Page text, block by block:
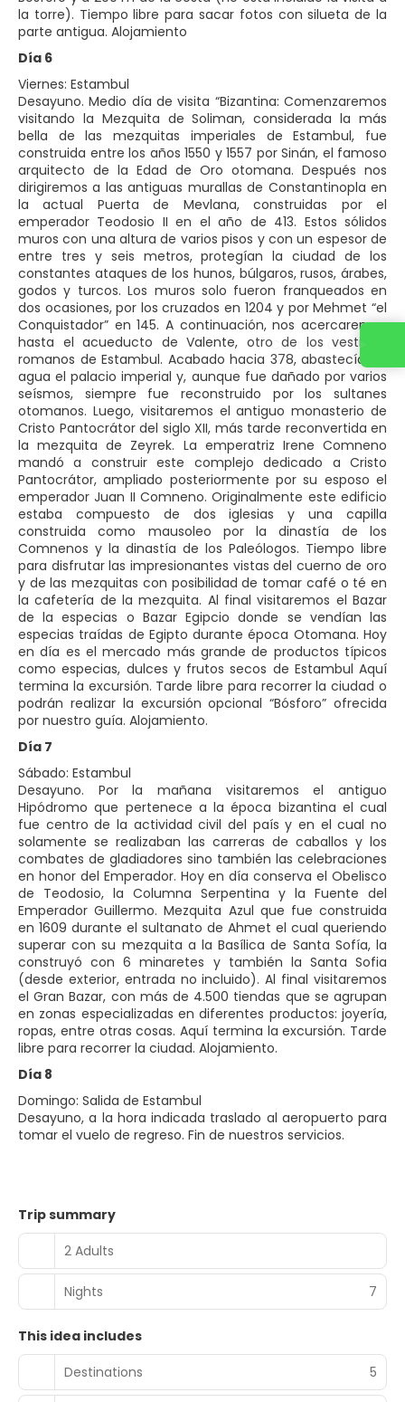
la torre). Tiempo libre para sacar fotos con silueta de la
parte antigua. Alojamiento
Día 6
Viernes: Estambul
Desayuno. Medio día de visita “Bizantina: Comenzaremos
visitando la Mezquita de Soliman, considerada la más
bella de las mezquitas imperiales de Estambul, fue
construida entre los años 1550 y 1557 por Sinán, el famoso
arquitecto de la Edad de Oro otomana. Después nos
dirigiremos a las antiguas murallas de Constantinopla en
la actual Puerta de Mevlana, construidas por el
emperador Teodosio II en el año de 413. Estos sólidos
muros con una altura de varios pisos y con un espesor de
entre tres y seis metros, protegían la ciudad de los
constantes ataques de los hunos, búlgaros, rusos, árabes,
godos y turcos. Los muros solo fueron franqueados en
dos ocasiones, por los cruzados en 1204 y por Mehmet “el
Conquistador” en 145. A continuación, nos acercaremos
hasta el acueducto de Valente, otro de los vestigios
romanos de Estambul. Acabado hacia 378, abastecía de
agua el palacio imperial y, aunque fue dañado por varios
seísmos, siempre fue reconstruido por los sultanes
otomanos. Luego, visitaremos el antiguo monasterio de
Cristo Pantocrátor del siglo XII, más tarde reconvertida en
la mezquita de Zeyrek. La emperatriz Irene Comneno
mandó a construir este complejo dedicado a Cristo
Pantocrátor, ampliado posteriormente por su esposo el
emperador Juan II Comneno. Originalmente este edificio
estaba compuesto de dos iglesias y una capilla
construida como mausoleo por la dinastía de los
Comnenos y la dinastía de los Paleólogos. Tiempo libre
para disfrutar las impresionantes vistas del cuerno de oro
y de las mezquitas con posibilidad de tomar café o té en
la cafetería de la mezquita. Al final visitaremos el Bazar
de la especias o Bazar Egipcio donde se vendían las
especias traídas de Egipto durante época Otomana. Hoy
en día es el mercado más grande de productos típicos
como especias, dulces y frutos secos de Estambul Aquí
termina la excursión. Tarde libre para recorrer la ciudad o
podrán realizar la excursión opcional “Bósforo” ofrecida
por nuestro guía. Alojamiento.
Día 7
Sábado: Estambul
Desayuno. Por la mañana visitaremos el antiguo
Hipódromo que pertenece a la época bizantina el cual
fue centro de la actividad civil del país y en el cual no
solamente se realizaban las carreras de caballos y los
combates de gladiadores sino también las celebraciones
en honor del Emperador. Hoy en día conserva el Obelisco
de Teodosio, la Columna Serpentina y la Fuente del
Emperador Guillermo. Mezquita Azul que fue construida
en 1609 durante el sultanato de Ahmet el cual queriendo
superar con su mezquita a la Basílica de Santa Sofía, la
construyó con 6 minaretes y también la Santa Sofia
(desde exterior, entrada no incluido). Al final visitaremos
el Gran Bazar, con más de 4.500 tiendas que se agrupan
en zonas especializadas en diferentes productos: joyería,
ropas, entre otras cosas. Aquí termina la excursión. Tarde
libre para recorrer la ciudad. Alojamiento.
Día 8
Domingo: Salida de Estambul
Desayuno, a la hora indicada traslado al aeropuerto para
tomar el vuelo de regreso. Fin de nuestros servicios.
Trip summary
2 Adults
Nights 7
This idea includes
Destinations
5
Contact us